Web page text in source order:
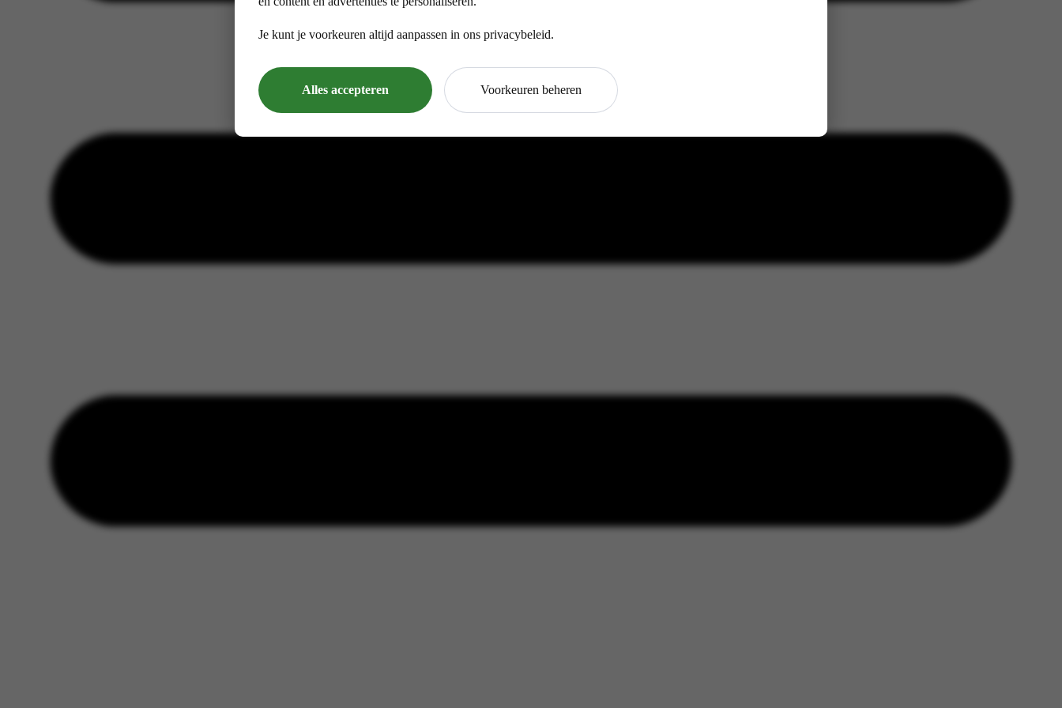
Je kunt je voorkeuren altijd aanpassen in ons privacybeleid.
Alles accepteren Voorkeuren beheren